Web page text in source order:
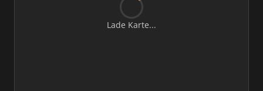
Lade Karte...